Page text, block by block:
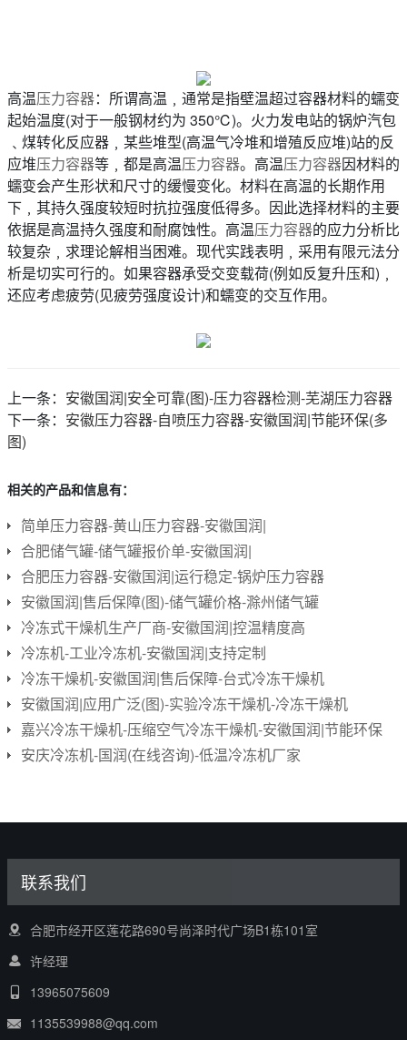
高温压力容器：所谓高温﹐通常是指壁温超过容器材料的蠕变
起始温度(对于一般钢材约为 350℃)。火力发电站的锅炉汽包
﹑煤转化反应器﹐某些堆型(高温气冷堆和增殖反应堆)站的反
应堆压力容器等﹐都是高温压力容器。高温压力容器因材料的
蠕变会产生形状和尺寸的缓慢变化。材料在高温的长期作用
下﹐其持久强度较短时抗拉强度低得多。因此选择材料的主要
依据是高温持久强度和耐腐蚀性。高温压力容器的应力分析比
较复杂﹐求理论解相当困难。现代实践表明﹐采用有限元法分
析是切实可行的。如果容器承受交变载荷(例如反复升压和)﹐
还应考虑疲劳(见疲劳强度设计)和蠕变的交互作用。
上一条： 安徽国润|安全可靠(图)-压力容器检测-芜湖压力容器
下一条： 安徽压力容器-自喷压力容器-安徽国润|节能环保(多
图)
相关的产品和信息有：
简单压力容器-黄山压力容器-安徽国润|
合肥储气罐-储气罐报价单-安徽国润|
合肥压力容器-安徽国润|运行稳定-锅炉压力容器
安徽国润|售后保障(图)-储气罐价格-滁州储气罐
冷冻式干燥机生产厂商-安徽国润|控温精度高
冷冻机-工业冷冻机-安徽国润|支持定制
冷冻干燥机-安徽国润|售后保障-台式冷冻干燥机
安徽国润|应用广泛(图)-实验冷冻干燥机-冷冻干燥机
嘉兴冷冻干燥机-压缩空气冷冻干燥机-安徽国润|节能环保
安庆冷冻机-国润(在线咨询)-低温冷冻机厂家
联系我们
合肥市经开区莲花路690号尚泽时代广场B1栋101室
许经理
13965075609
1135539988@qq.com